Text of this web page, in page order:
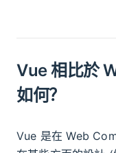
Vue 相比於
如何？
Vue 是在 Web